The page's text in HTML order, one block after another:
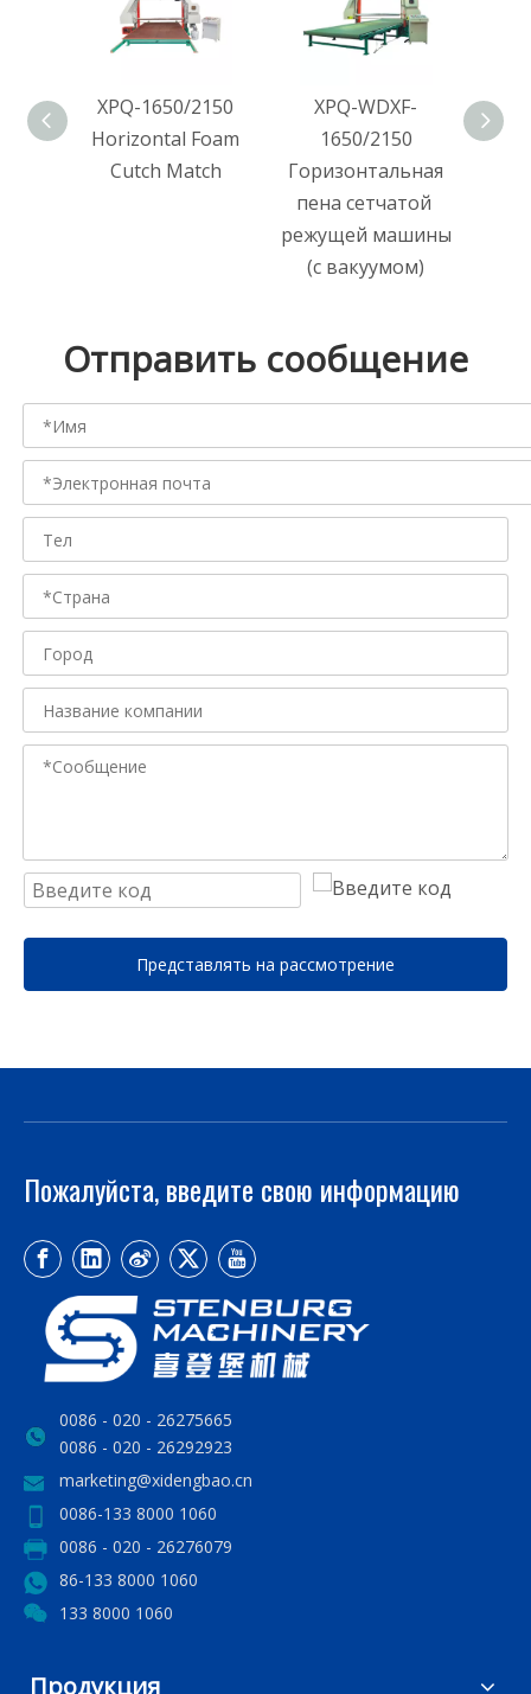
XPQ-1650/2150
Horizontal Foam
Cutch Match
XPQ-WDXF-
1650/2150
Горизонтальная
пена сетчатой ​​
режущей машины
(с вакуумом)
Отправить сообщение
Представлять на рассмотрение
Пожалуйста, введите свою информацию
0086 - 020 - 26275665
0086 - 020 - 26292923
marketing@xidengbao.cn
0086-133 8000 1060
0086 - 020 - 26276079
86-133 8000 1060
133 8000 1060
Продукция